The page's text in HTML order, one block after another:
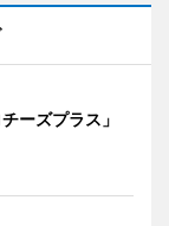
ーズプラス」